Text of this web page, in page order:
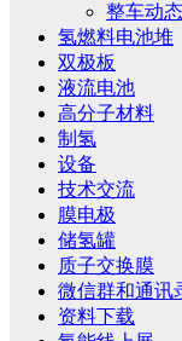
整车动态
氢燃料电池堆
双极板
液流电池
高分子材料
制氢
设备
技术交流
膜电极
储氢罐
质子交换膜
微信群和通讯
资料下载